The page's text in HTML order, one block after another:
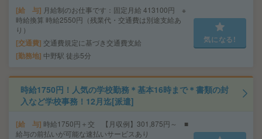
給 与 月給制のお仕事です：固定月給 413100円 ※
時給換算 時給2550円（残業代・交通費は別途支給あ
り）
交通費 交通費規定に基づき交通費支給
勤務地 中野駅 徒歩5分
気になる!
時給1750円！人気の学校勤務＊基本16時まで＊書類の封
入など学校事務！12月迄[派遣]
給 与 時給1750円＋交 【月収例】301,875円～ ■
給与の前払いが可能な速払いサービスあり